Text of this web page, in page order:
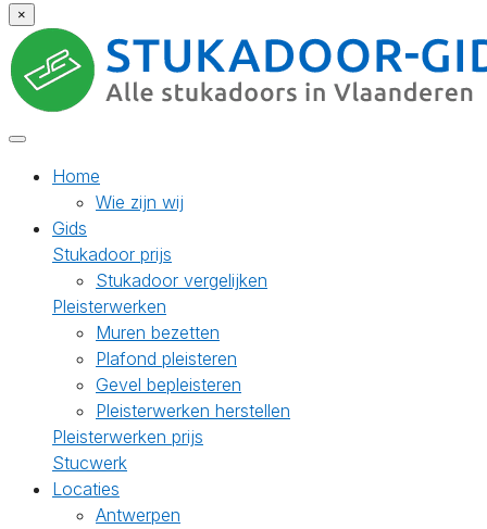
×
Home
Wie zijn wij
Gids
Stukadoor prijs
Stukadoor vergelijken
Pleisterwerken
Muren bezetten
Plafond pleisteren
Gevel bepleisteren
Pleisterwerken herstellen
Pleisterwerken prijs
Stucwerk
Locaties
Antwerpen